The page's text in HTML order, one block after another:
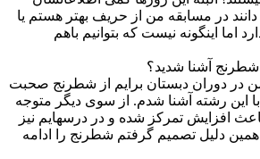
در مسابقه من از حریف بهتر هستم یا
اما اینگونه نیست که بتوانیم باهم
شطرنج آشنا شدید؟
در دوران دبستان برایم از شطرنج صحبت
این رشته آشنا شدم. از سوی دیگر متوجه
افزایش تمرکز شده و در درسهایم نیز
همین دلیل تصمیم گرفتم شطرنج را ادامه